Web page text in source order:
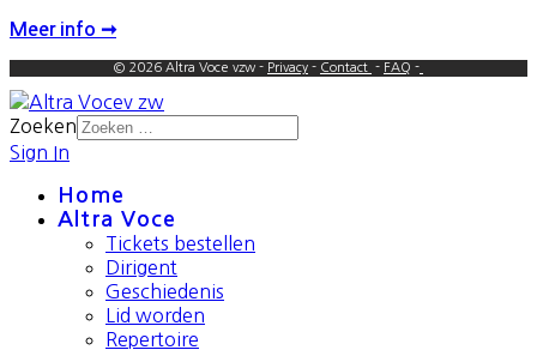
Meer info ➞
© 2026 Altra Voce vzw - Privacy - Contact - FAQ -
Zoeken
Sign In
Home
Altra Voce
Tickets bestellen
Dirigent
Geschiedenis
Lid worden
Repertoire